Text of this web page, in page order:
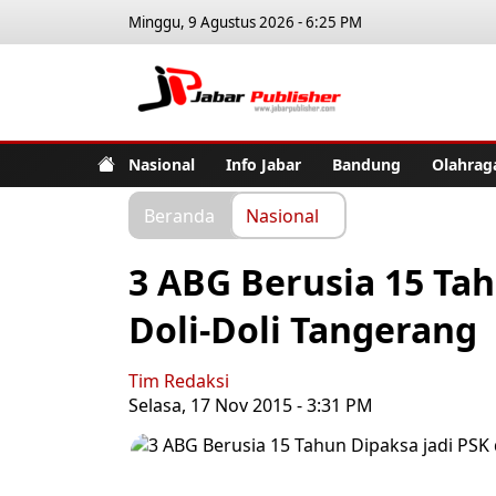
Minggu, 9 Agustus 2026 - 6:25 PM
Nasional Info Jabar Bandung
Beranda Nasional
3 ABG Berusia 15
Doli-Doli Tangerang
Tim Redaksi
Selasa, 17 Nov 2015 - 3:31 PM